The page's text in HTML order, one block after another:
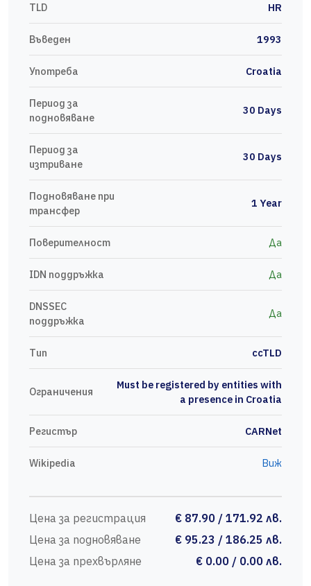
TLD HR
Въведен 1993
Употреба Croatia
Период за
подновяване
30 Days
Период за
изтриване
30 Days
Подновяване при
трансфер
1 Year
Поверителност Да
IDN поддръжка Да
DNSSEC
поддръжка
Да
Тип ccTLD
Ограничения
Must be registered by entities with
a presence in Croatia
Регистър CARNet
Wikipedia Виж
Цена за регистрация
€ 87.90 / 171.92 лв.
Цена за подновяване
€ 95.23 / 186.25 лв.
Цена за прехвърляне
€ 0.00 / 0.00 лв.